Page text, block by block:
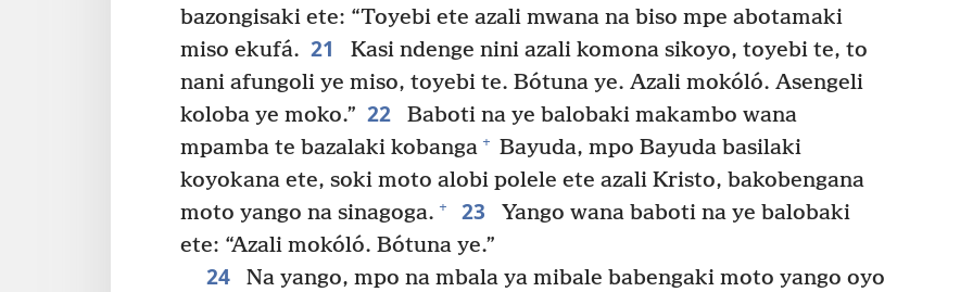
bazongisaki ete: “Toyebi ete azali mwana na biso mpe abotamaki
miso ekufá. 21
Kasi ndenge nini azali komona sikoyo, toyebi te, to
nani afungoli ye miso, toyebi te. Bótuna ye. Azali mokóló. Asengeli
koloba ye moko.” 22
Baboti na ye balobaki makambo wana
mpamba te bazalaki kobanga + Bayuda, mpo Bayuda basilaki
koyokana ete, soki moto alobi polele ete azali Kristo, bakobengana
moto yango na sinagoga. + 23
Yango wana baboti na ye balobaki
ete: “Azali mokóló. Bótuna ye.”
24
Na yango, mpo na mbala ya mibale babengaki moto yango oyo